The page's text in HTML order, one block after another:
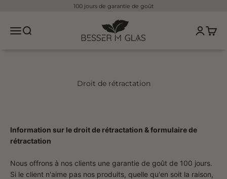
100 jours de garantie de goût
Ouvrir le menu de navigation
Ouvrir la recherche
Besser im Glas
Ouvrir
Droit de rétractation
Information sur le droit de rétractation & formulaire de
rétractation
Nous offrons à nos clients une garantie de goût de 100 jours.
Si le client n'aime pas nos produits, quelle qu'en soit la raison,